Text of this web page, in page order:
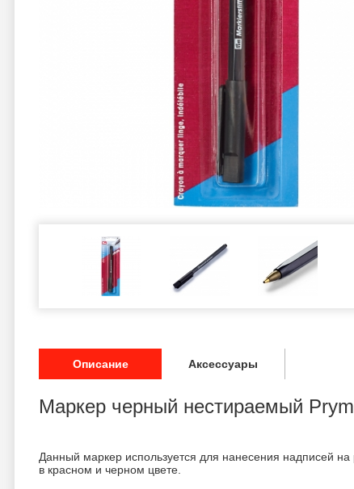
Описание Аксессуары
Маркер черный нестираемый
Данный маркер используется для нанесения надписей
в красном и черном цвете.